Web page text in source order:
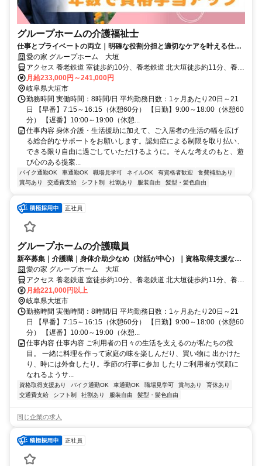
グループホームの介護福祉士
仕事とプライベートの両立｜明確な役割分担と適切なケアを叶える仕組
みが良好な人間関係の秘訣
愛の家 グループホーム 大垣
アクセス 養老鉄道 室徒歩約10分、養老鉄道 北大垣徒歩約11分、養老
鉄道 西大垣徒歩約19分 養老線「室駅」「北大垣駅」より徒歩10分
月給233,000円～241,000円
岐阜県大垣市
勤務時間 実働時間：8時間/日 平均勤務日数：1ヶ月あたり20日～21
日 【早番】7:15～16:15（休憩60分） 【日勤】9:00～18:00（休憩60
分） 【遅番】10:00～19:00（休憩...
仕事内容 身体介護・生活援助に加えて、ご入居者の生活の幅を広げ
る総合的なサポートをお願いします。認知症による制限を取り払い、
できる限り自由に過ごしていただけるように。そんな考えのもと、遊
び心のある提案...
バイク通勤OK 車通勤OK 職場見学可 ネイルOK 有資格者歓迎
食費補助あり
賞与あり
交通費支給 シフト制 社割あり 服装自由 髪型・髪色自由
正社員
グループホームの介護職員
新卒募集｜介護職｜身体介助少なめ（対話が中心）｜資格取得支援など
福利厚生充実◎
愛の家 グループホーム 大垣
アクセス 養老鉄道 室徒歩約10分、養老鉄道 北大垣徒歩約11分、養老
鉄道 西大垣徒歩約19分 養老線「室駅」「北大垣駅」より徒歩10分
月給221,000円以上
岐阜県大垣市
勤務時間 実働時間：8時間/日 平均勤務日数：1ヶ月あたり20日～21
日 【早番】7:15～16:15（休憩60分） 【日勤】9:00～18:00（休憩60
分） 【遅番】10:00～19:00（休憩...
仕事内容 仕事内容 ご利用者の日々の生活を支えるのが私たちの役
目。 一緒に料理を作って家庭の味を楽しんだり、買い物に 出かけた
り、時には外食したり。季節の行事に参加 したりご利用者が笑顔に
なれるようサ...
資格取得支援あり バイク通勤OK 車通勤OK 職場見学可 賞与あり
育休あり
交通費支給
シフト制 社割あり 服装自由 髪型・髪色自由
同じ企業の求人
正社員